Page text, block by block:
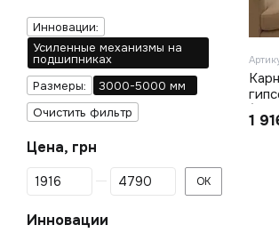
1
Инновации:
Усиленные механизмы на
подшипниках
Размеры:
3000-5000 мм
Очистить фильтр
Цена, грн
От Цена, грн
До Цена, грн OK
Инновации